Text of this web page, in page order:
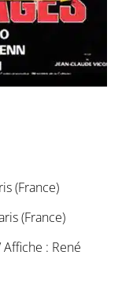
(France)
(France)
: René